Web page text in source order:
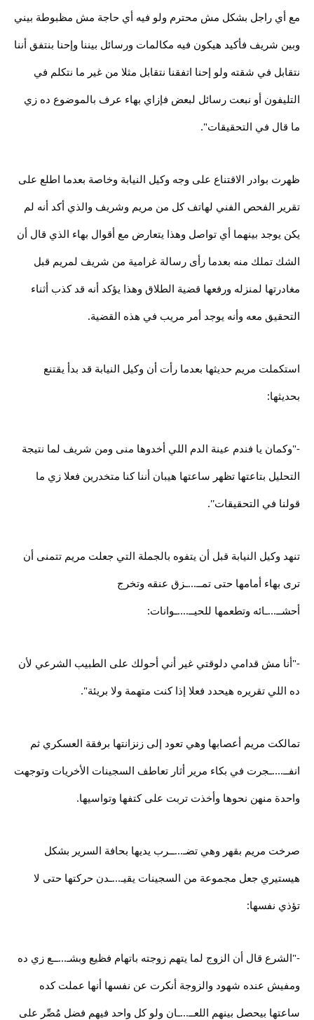
مع أي راجل بشكل مش محترم ولو فيه أي حاجة مش مظبوطة بيني
وبين شريف فأكيد هيكون فيه مكالمات ورسائل بيننا وإحنا بنتفق أننا
نتقابل في شقته ولو إحنا اتفقنا نتقابل مثلا من غير ما نتكلم في
التليفون أو نبعت رسائل لبعض فإزاي بهاء عرف بالموضوع ده زي
ما قال في التحقيقات".
ظهرت بوادر الاقتناع على وجه وكيل النيابة وخاصة بعدما اطلع على
تقرير الفحص الفني لهاتف كل من مريم وشريف والذي أكد أنه لم
يكن يوجد بينهما أي تواصل وهذا يتعارض مع أقوال بهاء الذي قال أن
الشك تملك منه بعدما رأى رسالة غرامية من شريف لمريم قبل
مغادرتها لمنزله ورفعها قضية الطلاق وهذا يؤكد أنه قد كذب أثناء
التحقيق معه وأنه يوجد أمر مريب في هذه القضية.
استكملت مريم حديثها بعدما رأت أن وكيل النيابة قد بدأ يقتنع
بحديثها:
-"وكمان يا فندم عينة الدم اللي أخدوها منى ومن شريف لما نتيجة
التحليل بتاعتها تظهر ساعتها هيبان أننا كنا متخدرين فعلا زي ما
قولنا في التحقيقات''.
تنهد وكيل النيابة قبل أن يتفوه بالجملة التي جعلت مريم تتمنى أن
ترى بهاء أمامها حتى تمــ...ـزق عنقه وتخرج
أحشــ...ـائه وتطعمها للحيــ....ـوانات:
-"أنا مش قدامي دلوقتي غير أني أحولك على الطبيب الشرعي لأن
ده اللي تقريره هيحدد فعلا إذا كنت متهمة ولا بريئة".
تمالكت مريم أعصابها وهي تعود إلى زنزانتها برفقة العسكري ثم
انفــ....ـجرت في بكاء مرير أثار تعاطف السجينات الأخريات وتوجهت
واحدة منهن نحوها وأخذت تربت على كتفها وتواسيها.
صرخت مريم بقهر وهي تضـ...ــرب يديها بحافة السرير بشكل
هيستيري جعل مجموعة من السجينات يقيـ...ـدن حركتها حتى لا
تؤذي نفسها:
-"الشرع قال أن الزوج لما يتهم زوجته باتهام فظيع وبشـ...ــع زي ده
ومفيش عنده شهود والزوجة أنكرت عن نفسها أنها عملت كده
ساعتها بيحصل بينهم اللعــ...ـان ولو كل واحد فيهم فضل مُصِّر على